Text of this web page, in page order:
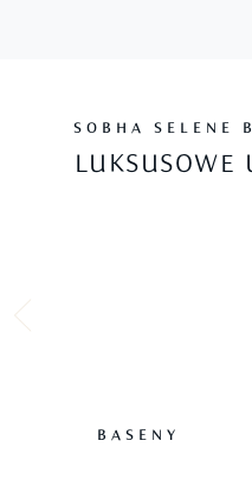
SOBHA SELENE
LUKSUSOWE
BASENY